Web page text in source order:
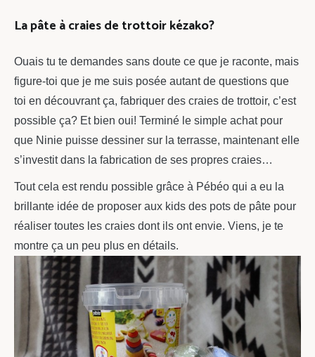
La pâte à craies de trottoir kézako?
Ouais tu te demandes sans doute ce que je raconte, mais
figure-toi que je me suis posée autant de questions que
toi en découvrant ça, fabriquer des craies de trottoir, c’est
possible ça? Et bien oui! Terminé le simple achat pour
que Ninie puisse dessiner sur la terrasse, maintenant elle
s’investit dans la fabrication de ses propres craies…
Tout cela est rendu possible grâce à Pébéo qui a eu la
brillante idée de proposer aux kids des pots de pâte pour
réaliser toutes les craies dont ils ont envie. Viens, je te
montre ça un peu plus en détails.